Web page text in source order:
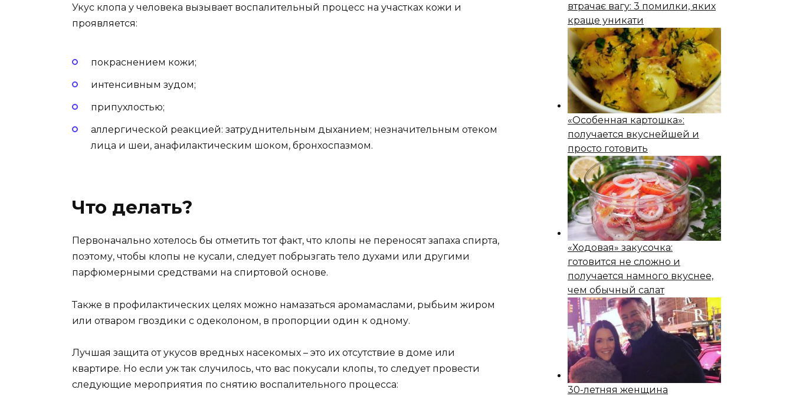
Укус клопа у человека вызывает воспалительный процесс на участках кожи и
проявляется:
покраснением кожи;
интенсивным зудом;
припухлостью;
аллергической реакцией: затруднительным дыханием; незначительным отеком
лица и шеи, анафилактическим шоком, бронхоспазмом.
Что делать?
Первоначально хотелось бы отметить тот факт, что клопы не переносят запаха спирта,
поэтому, чтобы клопы не кусали, следует побрызгать тело духами или другими
парфюмерными средствами на спиртовой основе.
Также в профилактических целях можно намазаться аромамаслами, рыбьим жиром
или отваром гвоздики с одеколоном, в пропорции один к одному.
Лучшая защита от укусов вредных насекомых – это их отсутствие в доме или
квартире. Но если уж так случилось, что вас покусали клопы, то следует провести
следующие мероприятия по снятию воспалительного процесса:
втрачає вагу: 3 помилки, яких
краще уникати
«Особенная картошка»:
получается вкуснейшей и
просто готовить
«Ходовая» закусочка:
готовится не сложно и
получается намного вкуснее,
чем обычный салат
30-летняя женщина